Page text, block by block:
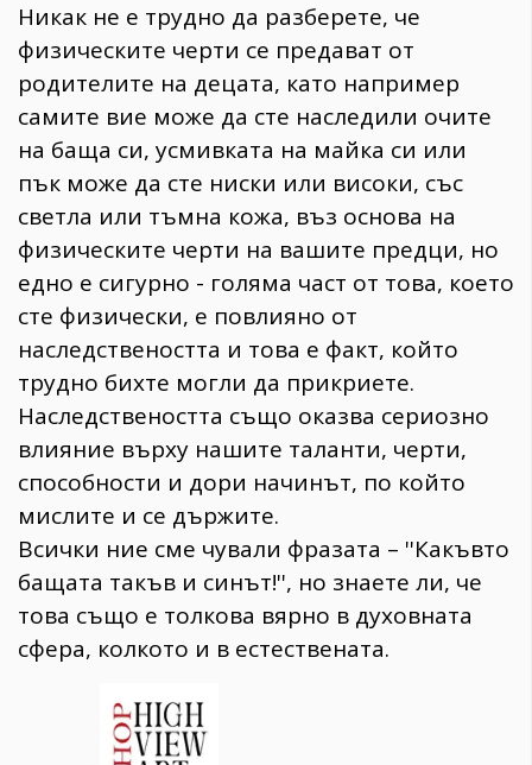
Никак не е трудно да разберете, че
физическите черти се предават от
родителите на децата, като например
самите вие може да сте наследили очите
на баща си, усмивката на майка си или
пък може да сте ниски или високи, със
светла или тъмна кожа, въз основа на
физическите черти на вашите предци, но
едно е сигурно - голяма част от това, което
сте физически, е повлияно от
наследствеността и това е факт, който
трудно бихте могли да прикриете.
Наследствеността също оказва сериозно
влияние върху нашите таланти, черти,
способности и дори начинът, по който
мислите и се държите.
Всички ние сме чували фразата – ''Какъвто
бащата такъв и синът!'', но знаете ли, че
това също е толкова вярно в духовната
сфера, колкото и в естествената.